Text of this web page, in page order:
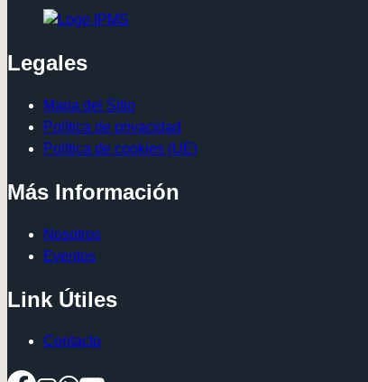
Legales
Mapa del Sitio
Política de privacidad
Política de cookies (UE)
Más Información
Nosotros
Eventos
Link Útiles
Contacto